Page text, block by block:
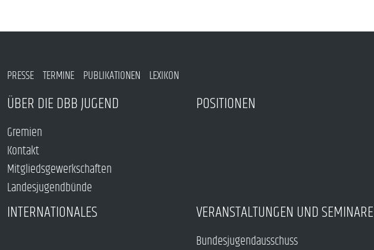
PRESSE TERMINE PUBLIKATIONEN LEXIKON
ÜBER DIE DBB JUGEND
Gremien
Kontakt
Mitgliedsgewerkschaften
Landesjugendbünde
POSITIONEN
INTERNATIONALES VERANSTALTUNGEN UND SEMINARE
Bundesjugendausschuss